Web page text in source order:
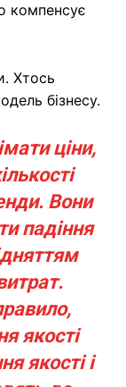
компенсує
Хтось
бізнесу.
ціни,
Вони
падіння
якості
якості і